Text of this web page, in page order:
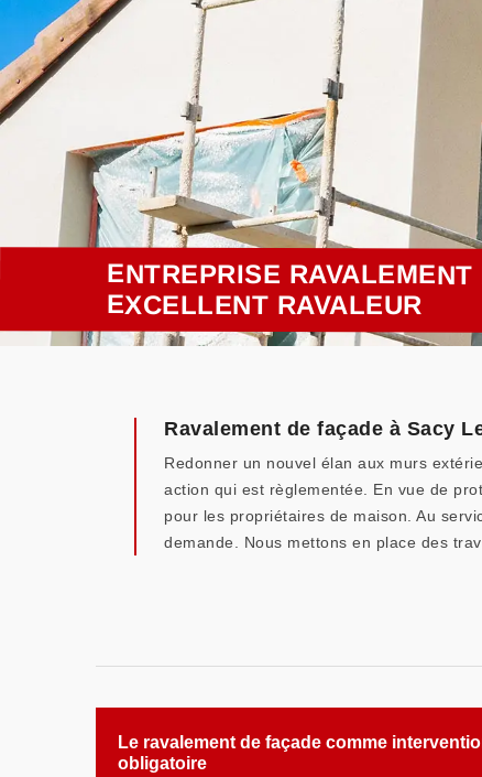
ENTREPRISE
EXCELLENT RAVALEUR
Ravalement de façade à Sacy
Redonner un nouvel élan aux murs
action qui est règlementée. En vue de
pour les propriétaires de maison. Au
demande. Nous mettons en place des
Le ravalement de façade comme
obligatoire